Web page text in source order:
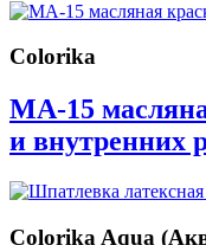
Colorika
МА-15
и внутренних
Colorika Aqua